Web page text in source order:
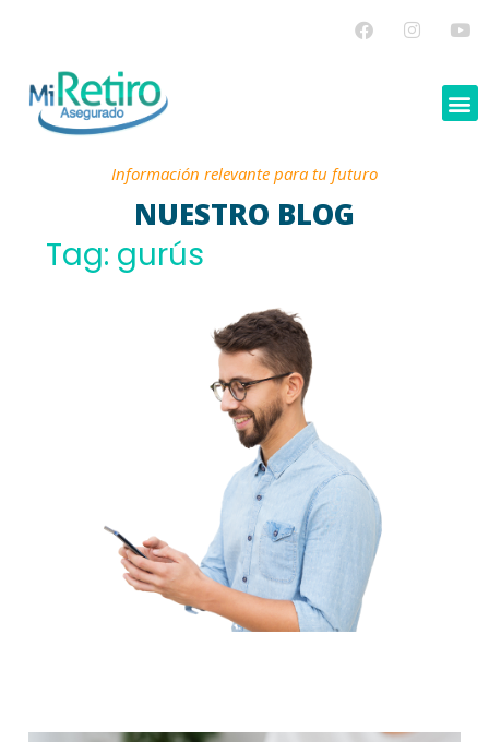
Información relevante para tu futuro
NUESTRO BLOG
Tag: gurús